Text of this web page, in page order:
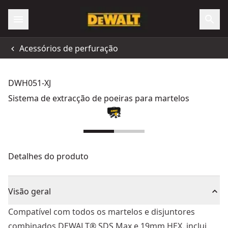
Acessórios de perfuração
DWH051-XJ
Sistema de extracção de poeiras para martelos
Detalhes do produto
Visão geral
Compatível com todos os martelos e disjuntores